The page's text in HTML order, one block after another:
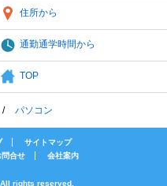
住所から
通勤通学時間から
TOP
パソコン
サイトマップ
問合せ 会社案内
All rights reserved.